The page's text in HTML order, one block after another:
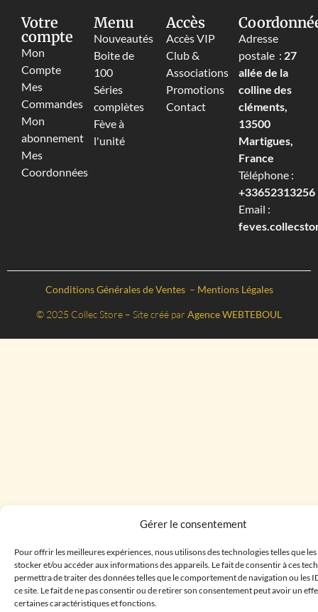
Gérer le consentement
Pour offrir les meilleures expériences, nous utilisons des technologies telles que
stocker et/ou accéder aux informations des appareils. Le fait de consentir à ces
permettra de traiter des données telles que le comportement de navigation ou les
ce site. Le fait de ne pas consentir ou de retirer son consentement peut avoir un
certaines caractéristiques et fonctions.
Votre
compte
Mon
Compte
Mes
Commandes
Mon
abonnement
Mes
Coordonnées
Menu
Nouveautés
Boite de
100
Séries
complètes
Fève à
l'unité
Accès
Accès VIP
Club &
Associations
Promotions
Contact
Adresse
postale : 27
allée de la
colline des
cléments,
13500
Martigues,
France
Téléphone :
+33652313256‬
Email :
Conditions Générales de Ventes – Mentions Légales
© 2025 Collec Store – Site créé par Agence WEBTEBOUL